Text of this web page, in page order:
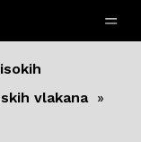
vlakana »